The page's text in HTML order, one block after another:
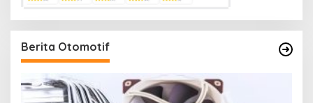
Berita Otomotif